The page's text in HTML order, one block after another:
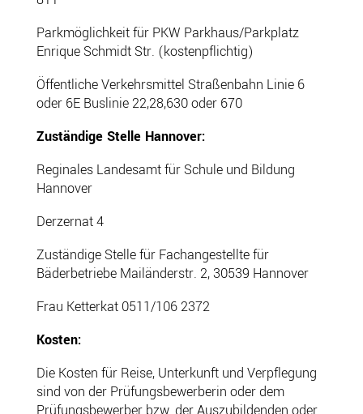
Parkmöglichkeit für PKW Parkhaus/Parkplatz
Enrique Schmidt Str. (kostenpflichtig)
Öffentliche Verkehrsmittel Straßenbahn Linie 6
oder 6E Buslinie 22,28,630 oder 670
Zuständige Stelle Hannover:
Reginales Landesamt für Schule und Bildung
Hannover
Derzernat 4
Zuständige Stelle für Fachangestellte für
Bäderbetriebe Mailänderstr. 2, 30539 Hannover
Frau Ketterkat 0511/106 2372
Kosten:
Die Kosten für Reise, Unterkunft und Verpflegung
sind von der Prüfungsbewerberin oder dem
Prüfungsbewerber bzw. der Auszubildenden oder